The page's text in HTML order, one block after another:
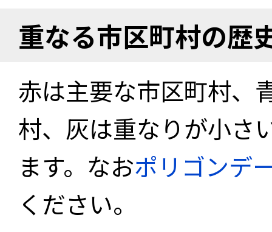
重なる市区町村の歴
赤は主要な市区町村、
村、灰は重なりが小さ
ます。なおポリゴンデ
ください。